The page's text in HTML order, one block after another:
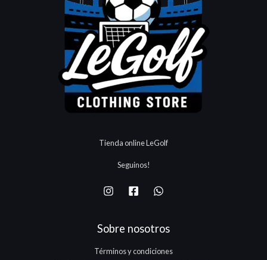
Tienda online LeGolf
Seguinos!
Sobre nosotros
Términos y condiciones